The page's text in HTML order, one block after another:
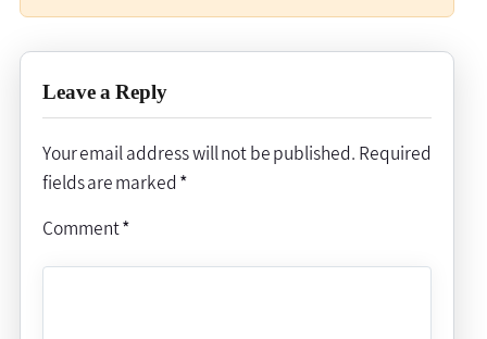
Leave a Reply
Your email address will not be published. Required
fields are marked *
Comment*